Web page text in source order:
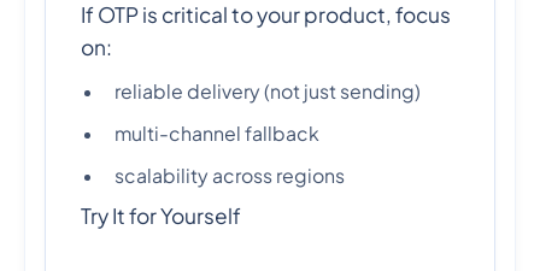
If OTP is critical to your product, focus
on:
reliable delivery (not just sending)
multi-channel fallback
scalability across regions
Try It for Yourself